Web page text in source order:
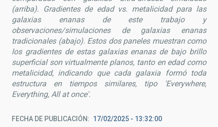
(arriba). Gradientes de edad vs. metalicidad para las
galaxias enanas de este trabajo y
observaciones/simulaciones de galaxias enanas
tradicionales (abajo). Estos dos paneles muestran como
los gradientes de estas galaxias enanas de bajo brillo
superficial son virtualmente planos, tanto en edad como
metalicidad, indicando que cada galaxia formó toda
estructura en tiempos similares, tipo 'Everywhere,
Everything, All at once'.
FECHA DE PUBLICACIÓN 17/02/2025 - 13:32:00